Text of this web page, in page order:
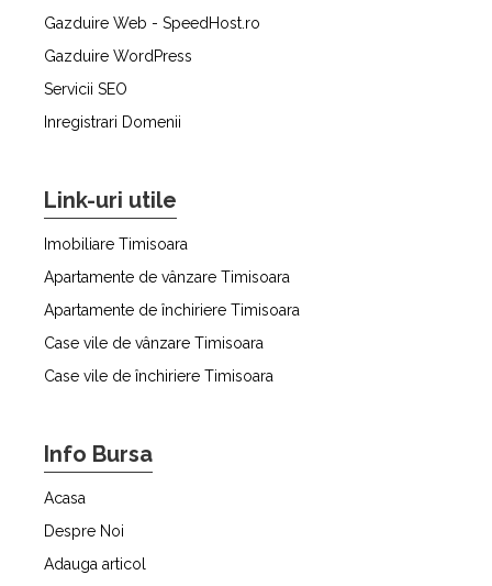
Gazduire Web - SpeedHost.ro
Gazduire WordPress
Servicii SEO
Inregistrari Domenii
Link-uri utile
Imobiliare Timisoara
Apartamente de vânzare Timisoara
Apartamente de închiriere Timisoara
Case vile de vânzare Timisoara
Case vile de închiriere Timisoara
Info Bursa
Acasa
Despre Noi
Adauga articol